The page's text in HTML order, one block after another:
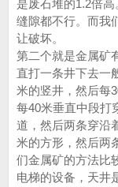
是废石堆的1.2倍
缝隙都不行。而我
让破坏。
第二个就是金属矿
直打一条井下去一
米的竖井，然后每
每40米垂直中段打
道，然后两条穿沿
米的方形，然后两
们金属矿的方法比
电梯的设备，天井